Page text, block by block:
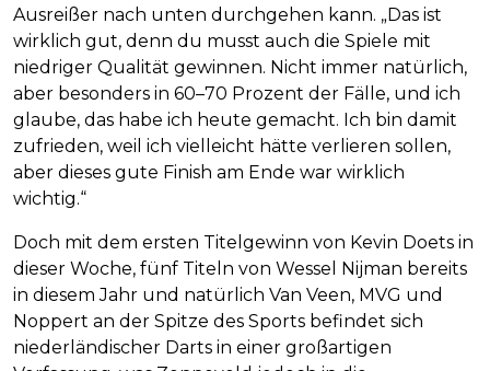
Ausreißer nach unten durchgehen kann. „Das ist
wirklich gut, denn du musst auch die Spiele mit
niedriger Qualität gewinnen. Nicht immer natürlich,
aber besonders in 60–70 Prozent der Fälle, und ich
glaube, das habe ich heute gemacht. Ich bin damit
zufrieden, weil ich vielleicht hätte verlieren sollen,
aber dieses gute Finish am Ende war wirklich
wichtig.“
Doch mit dem ersten Titelgewinn von Kevin Doets in
dieser Woche, fünf Titeln von Wessel Nijman bereits
in diesem Jahr und natürlich Van Veen, MVG und
Noppert an der Spitze des Sports befindet sich
niederländischer Darts in einer großartigen